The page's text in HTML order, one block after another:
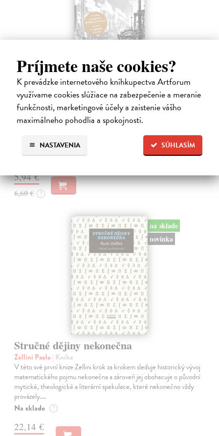
Príjmete naše cookies?
K prevádzke internetového kníhkupectva Artforum
využívame cookies slúžiace na zabezpečenie a meranie
funkčnosti, marketingové účely a zaistenie vášho
maximálneho pohodlia a spokojnosti.
SÚHLASÍM
NASTAVENIA
Memoár o chudobě
Tocqueville Alexis de| Kniha
První český překlad méně známého díla jedné z nejvýznamnějších
osobností evropské politické filosofie 19. století je doplněn obšírnými
komentáři Ivo Budila, Jana Kellera a Gertrudy Himmelfalberové.
Na sklade ?
5,94 €
6,60 € ?
na sklade
novinka
Stručné dějiny nekonečna
Zellini Paolo| Kniha
V této své první knize Zellini krok za krokem sleduje historický vývoj
matematického pojmu nekonečna a zároveň jej obohacuje o původní
mytické, theologické a literární spekulace, které nekonečno vždy
provázely.…
Na sklade ?
22,14 €